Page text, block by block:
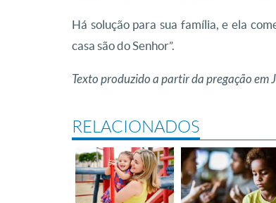
Há solução para sua família, e ela
casa são do Senhor”.
Texto produzido a partir da pregação em
RELACIONADOS